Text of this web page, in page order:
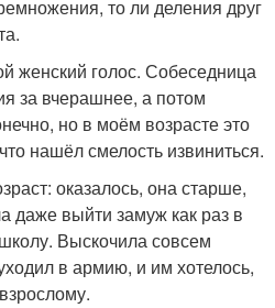
то ли деления друг
женский голос. Собеседница
за вчерашнее, а потом
но в моём возрасте это
нашёл смелость извиниться.
оказалось, она старше,
даже выйти замуж как раз в
Выскочила совсем
в армию, и им хотелось,